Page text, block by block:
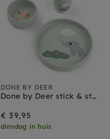
DONE BY DEER
Done by Deer stick & stay babyservies set elphee green
€ 39,95
dinsdag in huis